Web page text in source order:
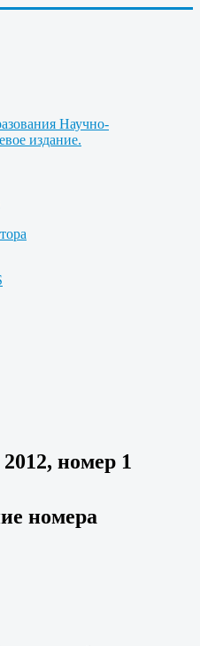
2012, номер 1
номера